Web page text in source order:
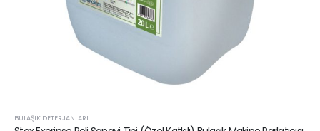
BULAŞIK DETERJANLARI